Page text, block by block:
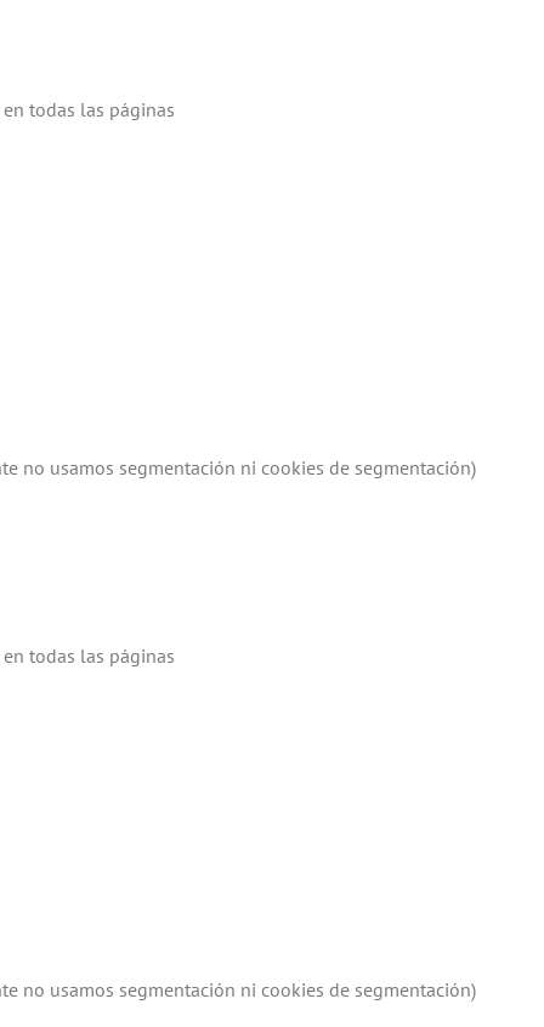
todas las páginas
no usamos segmentación ni cookies de segmentación)
todas las páginas
no usamos segmentación ni cookies de segmentación)